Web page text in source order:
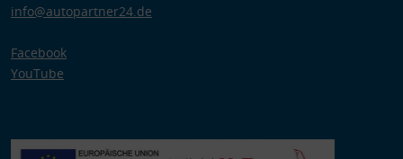
info@autopartner24.de
Facebook
YouTube